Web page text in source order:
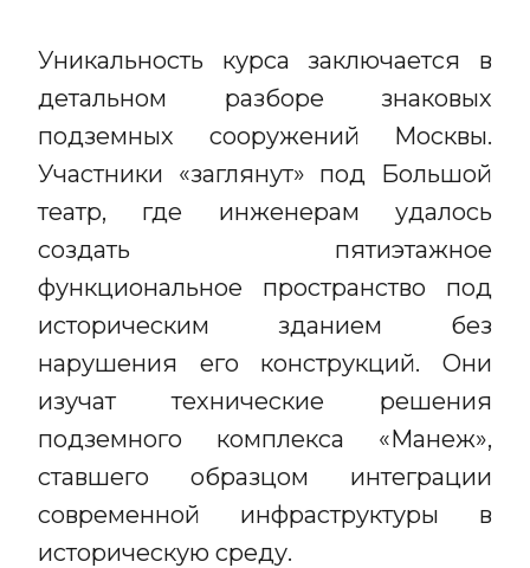
Уникальность курса заключается в
детальном разборе знаковых
подземных сооружений Москвы.
Участники «заглянут» под Большой
театр, где инженерам удалось
создать пятиэтажное
функциональное пространство под
историческим зданием без
нарушения его конструкций. Они
изучат технические решения
подземного комплекса «Манеж»,
ставшего образцом интеграции
современной инфраструктуры в
историческую среду.